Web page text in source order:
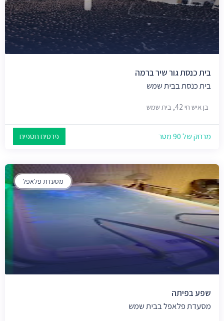
בית כנסת גור שיר ברמה
בית כנסת בבית שמש
בן איש חי 42, בית שמש
מרחק של 90 מטר פרטים נוספים
מסעדת פלאפל
שפע בפיתה
מסעדת פלאפל בבית שמש